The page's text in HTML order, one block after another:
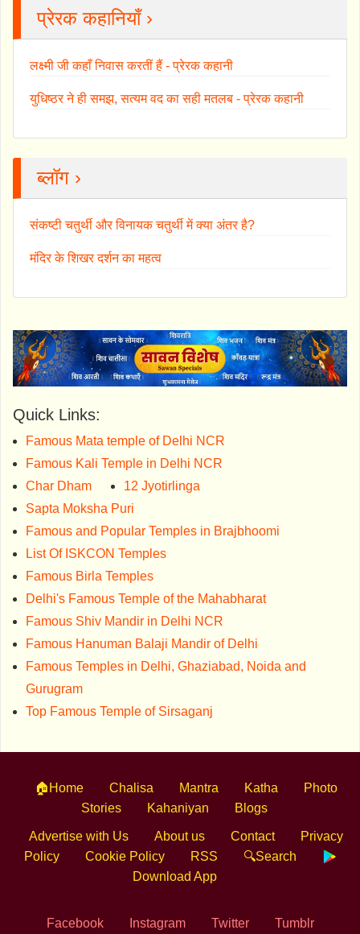
प्रेरक कहानियाँ ›
लक्ष्मी जी कहाँ निवास करतीं हैं - प्रेरक कहानी
युधिष्ठर ने ही समझ, सत्यम वद का सही मतलब - प्रेरक कहानी
ब्लॉग ›
संकष्टी चतुर्थी और विनायक चतुर्थी में क्या अंतर है?
मंदिर के शिखर दर्शन का महत्व
Quick Links:
Famous Mata temple of Delhi NCR
Famous Kali Temple in Delhi NCR
Char Dham
12 Jyotirlinga
Sapta Moksha Puri
Famous and Popular Temples in Brajbhoomi
List Of ISKCON Temples
Famous Birla Temples
Delhi's Famous Temple of the Mahabharat
Famous Shiv Mandir in Delhi NCR
Famous Hanuman Balaji Mandir of Delhi
Famous Temples in Delhi, Ghaziabad, Noida and
Gurugram
Top Famous Temple of Sirsaganj
🏠Home Chalisa Mantra Katha
Photo
Stories
Kahaniyan Blogs
Advertise with Us About us Contact
Privacy
Policy
Cookie Policy RSS
🔍Search
Download App
Facebook Instagram Twitter Tumblr